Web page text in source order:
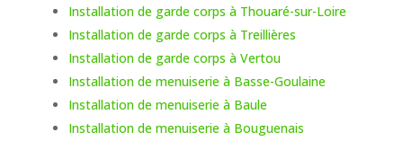
Installation de garde corps à Thouaré-sur-Loire
Installation de garde corps à Treillières
Installation de garde corps à Vertou
Installation de menuiserie à Basse-Goulaine
Installation de menuiserie à Baule
Installation de menuiserie à Bouguenais